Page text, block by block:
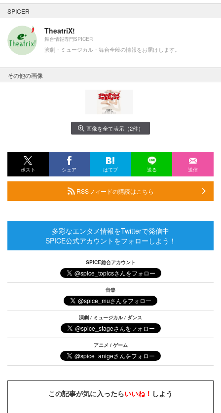
SPICER
TheatriX!
舞台情報専門SPICER
演劇・ミュージカル・舞台全般の情報をお届けします。
その他の画像
画像を全て表示（2件）
ポスト シェア はてブ 送る 送信
RSSフィードの購読はこちら
多彩なエンタメ情報をTwitterで発信中
SPICE公式アカウントをフォローしよう！
SPICE総合アカウント
音楽
演劇 / ミュージカル / ダンス
アニメ / ゲーム
この記事が気に入ったらいいね！ しよう